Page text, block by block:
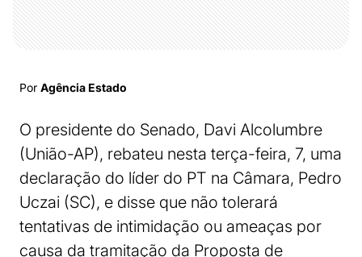
Por Agência Estado
O presidente do Senado, Davi Alcolumbre
(União-AP), rebateu nesta terça-feira, 7, uma
declaração do líder do PT na Câmara, Pedro
Uczai (SC), e disse que não tolerará
tentativas de intimidação ou ameaças por
causa da tramitação da Proposta de